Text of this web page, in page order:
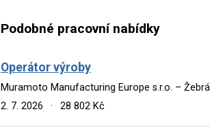
Podobné pracovní nabídky
Operátor výroby
Muramoto Manufacturing Europe s.r.o. –
2. 7. 2026
· 28 802 Kč